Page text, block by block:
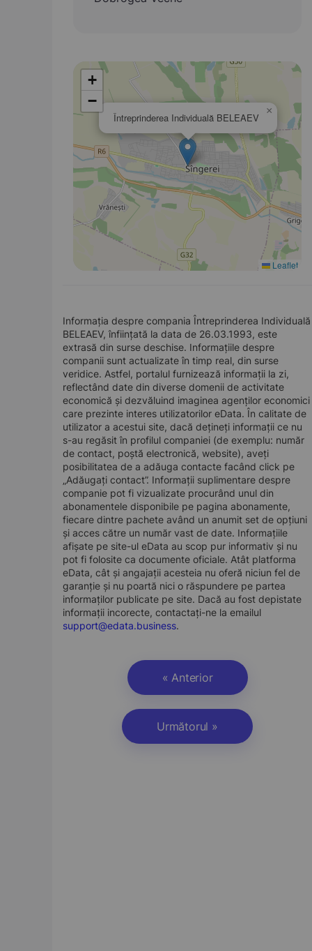
Întreprinderea Individuală BELEAEV
×
+
−
Leaflet
Informația despre compania Întreprinderea Individuală
BELEAEV, înființată la data de 26.03.1993, este
extrasă din surse deschise. Informațiile despre
companii sunt actualizate în timp real, din surse
veridice. Astfel, portalul furnizează informații la zi,
reflectând date din diverse domenii de activitate
economică și dezvăluind imaginea agenților economici
care prezinte interes utilizatorilor eData. În calitate de
utilizator a acestui site, dacă dețineți informații ce nu
s-au regăsit în profilul companiei (de exemplu: număr
de contact, poștă electronică, website), aveți
posibilitatea de a adăuga contacte facând click pe
„Adăugați contact”. Informații suplimentare despre
companie pot fi vizualizate procurând unul din
abonamentele disponibile pe pagina abonamente,
fiecare dintre pachete având un anumit set de opțiuni
și acces către un număr vast de date. Informațiile
afișate pe site-ul eData au scop pur informativ și nu
pot fi folosite ca documente oficiale. Atât platforma
eData, cât și angajații acesteia nu oferă niciun fel de
garanție și nu poartă nici o răspundere pe partea
informaților publicate pe site. Dacă au fost depistate
informații incorecte, contactați-ne la emailul
support@edata.business.
« Anterior
Următorul »